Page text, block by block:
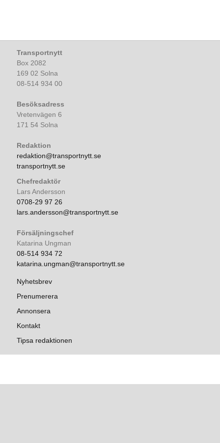
Transportnytt
Box 2082
169 02 Solna
08-514 934 00
Besöksadress
Vretenvägen 6
171 54 Solna
Redaktion
redaktion@transportnytt.se
transportnytt.se
Chefredaktör
Lars Andersson
0708-29 97 26
lars.andersson@transportnytt.se
Försäljningschef
Katarina Ungman
08-514 934 72
katarina.ungman@transportnytt.se
Nyhetsbrev
Prenumerera
Annonsera
Kontakt
Tipsa redaktionen